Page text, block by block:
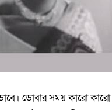
ডোবার সময় কারো কারো